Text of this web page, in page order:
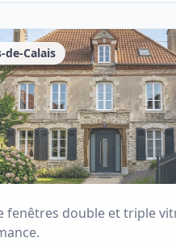
de-Calais
fenêtres double et triple